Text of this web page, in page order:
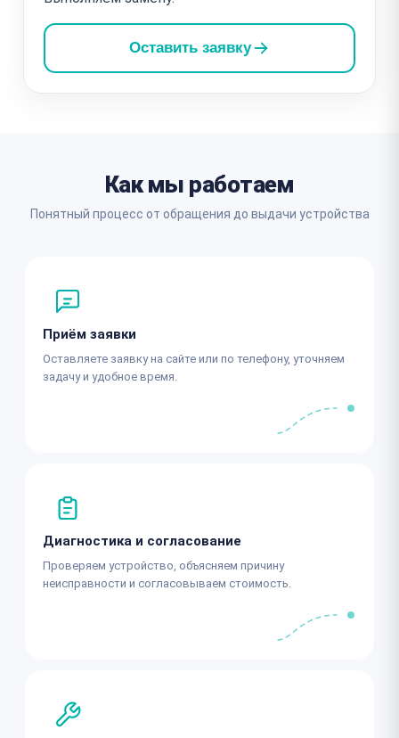
Оставить заявку
Как мы работаем
Понятный процесс от обращения до выдачи устройства
Приём заявки
Оставляете заявку на сайте или по телефону, уточняем
задачу и удобное время.
Диагностика и согласование
Проверяем устройство, объясняем причину
неисправности и согласовываем стоимость.